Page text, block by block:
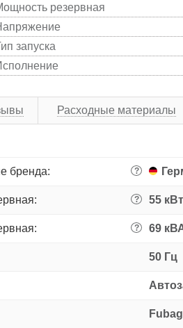
резервная
запуска
Расходные материалы
бренда: ?
? 55 кВт
? 69
50 Гц
Fubag